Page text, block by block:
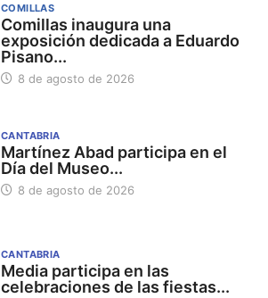
COMILLAS
Comillas inaugura una
exposición dedicada a Eduardo
Pisano...
8 de agosto de 2026
CANTABRIA
Martínez Abad participa en el
Día del Museo...
8 de agosto de 2026
CANTABRIA
Media participa en las
celebraciones de las fiestas...